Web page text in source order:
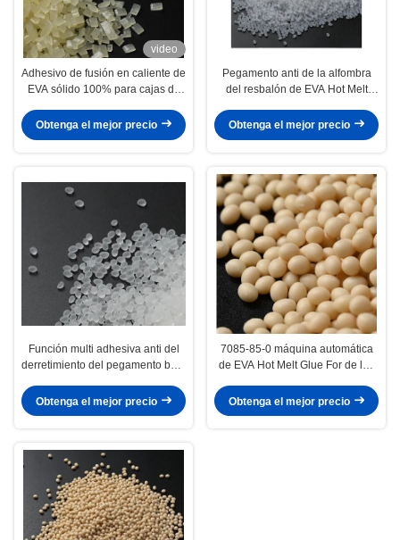
video
Adhesivo de fusión en caliente de
EVA sólido 100% para cajas de
regalo
Obtenga el mejor precio
Pegamento anti de la alfombra
del resbalón de EVA Hot Melt
plazo lavable
Obtenga el mejor precio
Función multi adhesiva anti del
derretimiento del pegamento bajo
alfombra
Obtenga el mejor precio
7085-85-0 máquina automática
de EVA Hot Melt Glue For de las
Obtenga el mejor precio